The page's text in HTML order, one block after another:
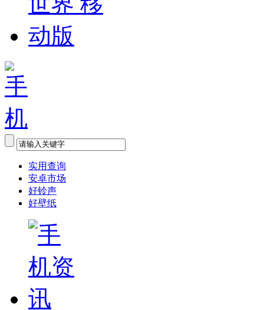
实用查询
安卓市场
好铃声
好壁纸